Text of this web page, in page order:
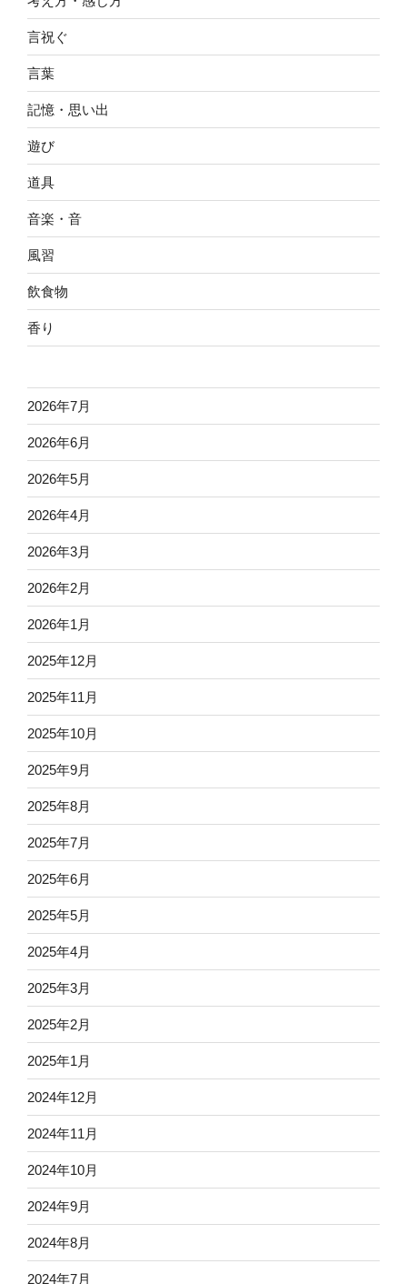
言祝ぐ
言葉
記憶・思い出
遊び
道具
音楽・音
風習
飲食物
香り
2026年7月
2026年6月
2026年5月
2026年4月
2026年3月
2026年2月
2026年1月
2025年12月
2025年11月
2025年10月
2025年9月
2025年8月
2025年7月
2025年6月
2025年5月
2025年4月
2025年3月
2025年2月
2025年1月
2024年12月
2024年11月
2024年10月
2024年9月
2024年8月
2024年7月